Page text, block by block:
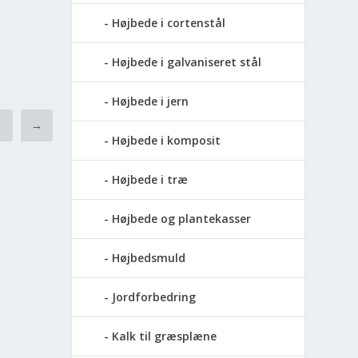
→
Højbede i cortenstål
Højbede i galvaniseret stål
Højbede i jern
Højbede i komposit
Højbede i træ
Højbede og plantekasser
Højbedsmuld
Jordforbedring
Kalk til græsplæne